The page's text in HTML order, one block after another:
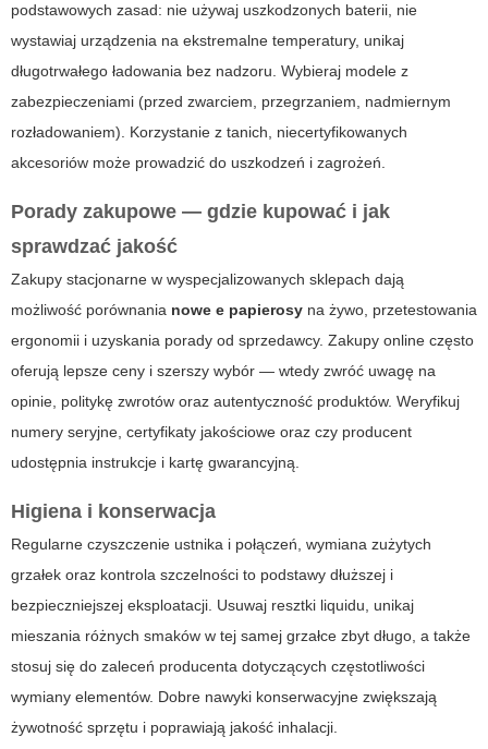
podstawowych zasad: nie używaj uszkodzonych baterii, nie
wystawiaj urządzenia na ekstremalne temperatury, unikaj
długotrwałego ładowania bez nadzoru. Wybieraj modele z
zabezpieczeniami (przed zwarciem, przegrzaniem, nadmiernym
rozładowaniem). Korzystanie z tanich, niecertyfikowanych
akcesoriów może prowadzić do uszkodzeń i zagrożeń.
Porady zakupowe — gdzie kupować i jak
sprawdzać jakość
Zakupy stacjonarne w wyspecjalizowanych sklepach dają
możliwość porównania nowe e papierosy na żywo, przetestowania
ergonomii i uzyskania porady od sprzedawcy. Zakupy online często
oferują lepsze ceny i szerszy wybór — wtedy zwróć uwagę na
opinie, politykę zwrotów oraz autentyczność produktów. Weryfikuj
numery seryjne, certyfikaty jakościowe oraz czy producent
udostępnia instrukcje i kartę gwarancyjną.
Higiena i konserwacja
Regularne czyszczenie ustnika i połączeń, wymiana zużytych
grzałek oraz kontrola szczelności to podstawy dłuższej i
bezpieczniejszej eksploatacji. Usuwaj resztki liquidu, unikaj
mieszania różnych smaków w tej samej grzałce zbyt długo, a także
stosuj się do zaleceń producenta dotyczących częstotliwości
wymiany elementów. Dobre nawyki konserwacyjne zwiększają
żywotność sprzętu i poprawiają jakość inhalacji.